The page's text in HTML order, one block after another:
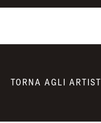
TORNA AGLI ARTISTI